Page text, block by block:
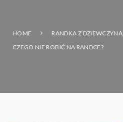
HOME
RANDKA Z DZIEWCZYNĄ
CZEGO NIE ROBIĆ NA RANDCE?